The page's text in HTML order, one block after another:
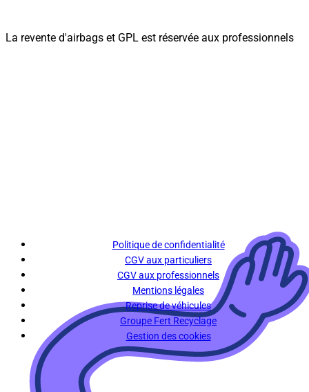
La revente d'airbags et GPL est réservée aux professionnels
Politique de confidentialité
CGV aux particuliers
CGV aux professionnels
Mentions légales
Reprise de véhicules
Groupe Fert Recyclage
Gestion des cookies